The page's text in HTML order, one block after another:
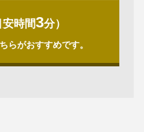
時間3分）
らがおすすめです。